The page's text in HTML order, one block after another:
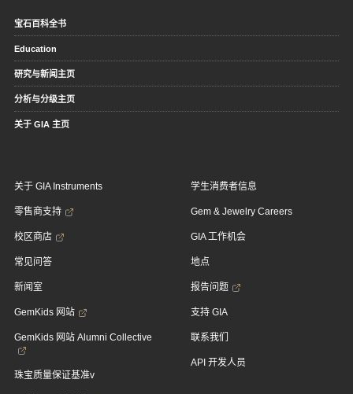
宝石百科全书
Education
研究与新闻主页
分析与分级主页
关于 GIA 主页
关于 GIA Instruments
零售商支持
校区商店
常见问答
新闻室
GemKids 网站
GemKids 网站 Alumni Collective
珠宝质量保证基准v
学生消费者信息
Gem & Jewelry Careers
GIA 工作机会
地点
报告问题
支持 GIA
联系我们
API 开发人员